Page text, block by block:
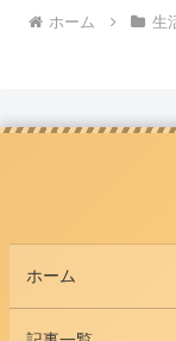
ホーム 生
ホーム